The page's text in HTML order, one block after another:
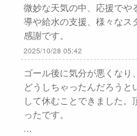
微妙な天気の中、応援でや
導や給水の支援、様々なス
感謝です。
2025/10/28 05:42
ゴール後に気分が悪くなり
どうしちゃったんだろう
して休むことできました
ったです。
...